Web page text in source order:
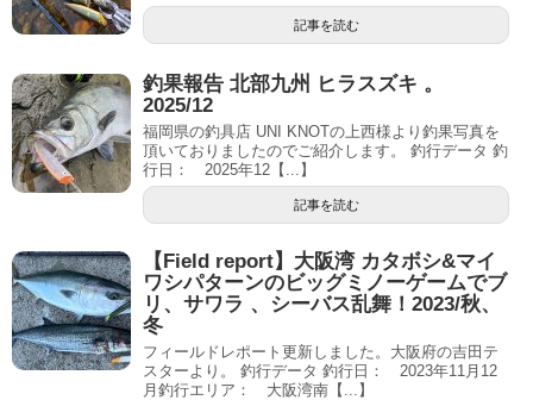
記事を読む
釣果報告 北部九州 ヒラスズキ 。
2025/12
福岡県の釣具店 UNI KNOTの上西様より釣果写真を
頂いておりましたのでご紹介します。 釣行データ 釣
行日： 2025年12【...】
記事を読む
【Field report】大阪湾 カタボシ&マイ
ワシパターンのビッグミノーゲームでブ
リ、サワラ 、シーバス乱舞！2023/秋、
冬
フィールドレポート更新しました。大阪府の吉田テ
スターより。 釣行データ 釣行日： 2023年11月12
月釣行エリア： 大阪湾南【...】